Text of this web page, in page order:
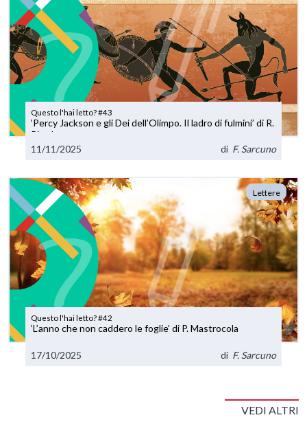
Questo l'hai letto? #43
‘Percy Jackson e gli Dei dell’Olimpo. Il ladro di fulmini’ di R.
Riordan
11/11/2025
di F. Sarcuno
Lettere
Questo l'hai letto? #42
‘L’anno che non caddero le foglie’ di P. Mastrocola
17/10/2025 di F. Sarcuno
VEDI ALTRI